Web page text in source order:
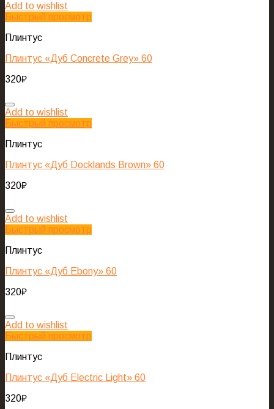
Add to wishlist
Быстрый просмотр
Плинтус
Плинтус «Дуб Concrete Grey» 60
320₽
Add to wishlist
Быстрый просмотр
Плинтус
Плинтус «Дуб Docklands Brown» 60
320₽
Add to wishlist
Быстрый просмотр
Плинтус
Плинтус «Дуб Ebony» 60
320₽
Add to wishlist
Быстрый просмотр
Плинтус
Плинтус «Дуб Electric Light» 60
320₽